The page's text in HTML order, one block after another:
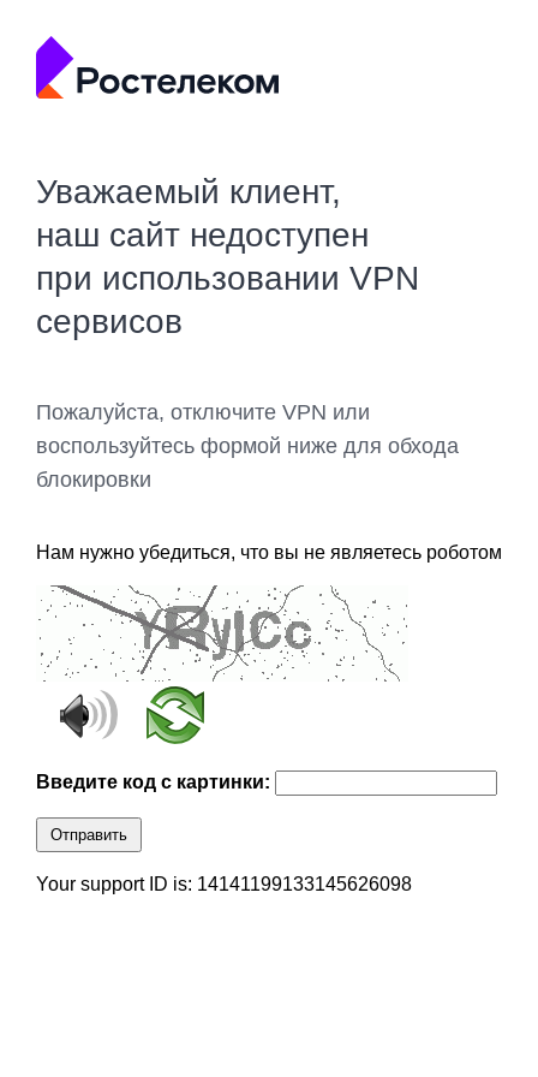
Уважаемый клиент,
наш сайт недоступен
при использовании VPN
сервисов
Пожалуйста, отключите VPN или
воспользуйтесь формой ниже для обхода
блокировки
Нам нужно убедиться, что вы не являетесь роботом
Введите код с картинки:
Отправить
Your support ID is: 14141199133145626098